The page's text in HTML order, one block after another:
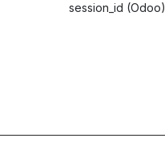
session_id (Odoo)